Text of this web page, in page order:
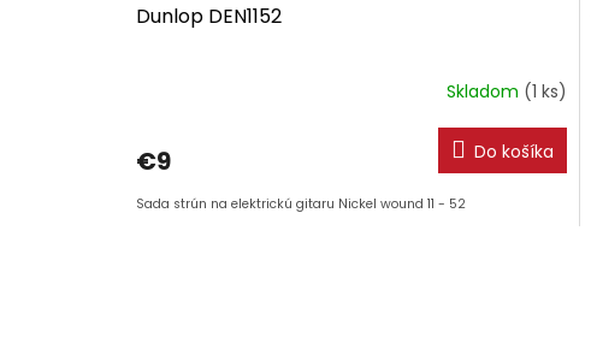
Dunlop DEN1152
Skladom (1 ks)
€9 Do košíka
Sada strún na elektrickú gitaru Nickel wound 11 - 52